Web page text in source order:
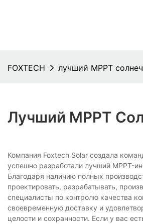
FOXTECH лучший MPPT
Лучший MPPT
Компания Foxtech Solar создала
успешно разработали лучший MPPT-
Благодаря наличию полных
проектировать, разрабатывать,
специалисты по контролю качества
своевременную доставку и
целости и сохранности. Если у вас